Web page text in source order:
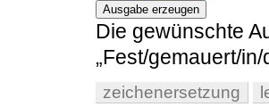
Ausgabe erzeugen
Die gewünschte
„Fest/gemauert/
zeichenersetzung